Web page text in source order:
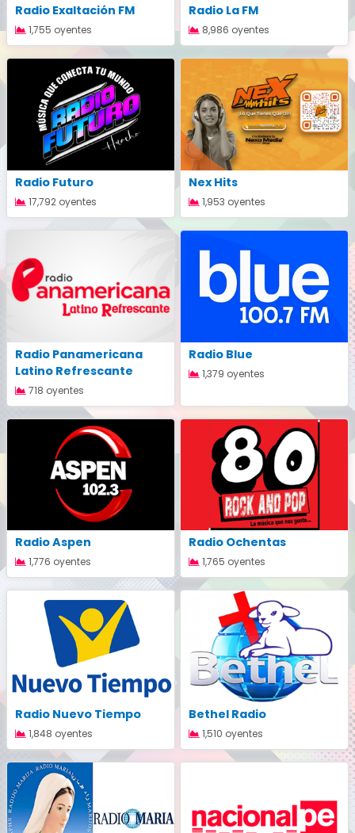
Radio Exaltación FM
1,755 oyentes
Radio La FM
8,986 oyentes
Radio Futuro
17,792 oyentes
Nex Hits
1,953 oyentes
Radio Panamericana
Latino Refrescante
718 oyentes
Radio Blue
1,379 oyentes
Radio Aspen
1,776 oyentes
Radio Ochentas
1,765 oyentes
Radio Nuevo Tiempo
1,848 oyentes
Bethel Radio
1,510 oyentes